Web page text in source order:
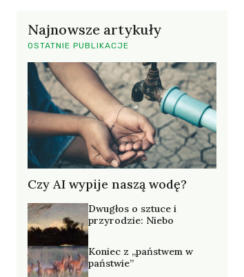
Najnowsze artykuły
OSTATNIE PUBLIKACJE
Czy AI wypije naszą wodę?
Dwugłos o sztuce i
przyrodzie: Niebo
Koniec z „państwem w
państwie”